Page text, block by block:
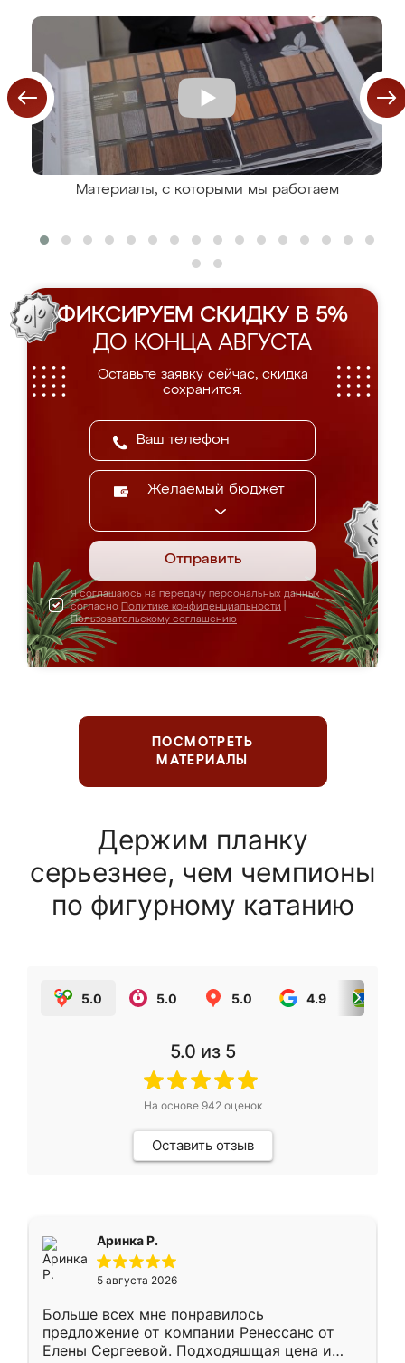
Материалы, с которыми мы работаем
ФИКСИРУЕМ СКИДКУ В 5%
ДО КОНЦА АВГУСТА
Оставьте заявку сейчас, скидка
сохранится.
Желаемый бюджет
Отправить
Я соглашаюсь на передачу персональных данных
согласно Политике конфиденциальности
Пользовательскому соглашению
ПОСМОТРЕТЬ
МАТЕРИАЛЫ
Держим планку
серьезнее, чем чемпионы
по фигурному катанию
5.0 5.0 5.0 4.9
5.0 из 5
На основе 942оценок
Оставить отзыв
Аринка Р.
5 августа 2026
Больше всех мне понравилось
предложение от компании Ренессанс от
Елены Сергеевой. Подходяшщая цена и